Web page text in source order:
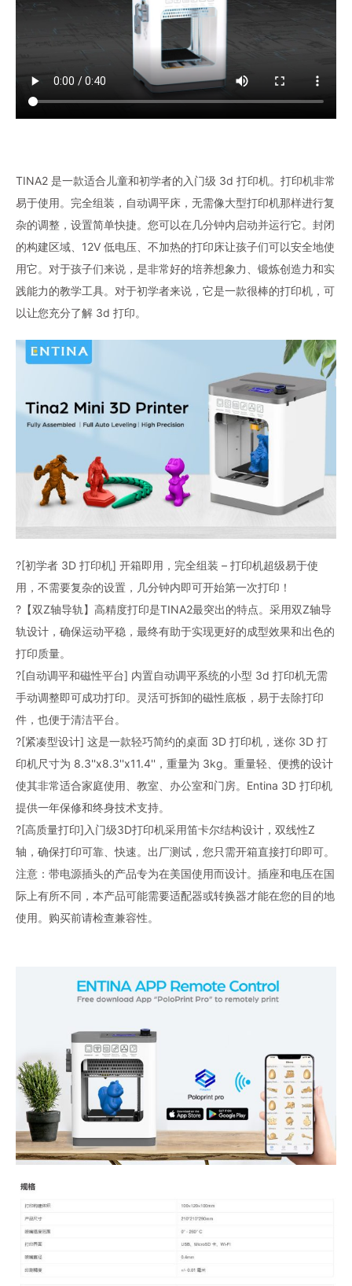
TINA2 是一款适合儿童和初学者的入门级 3d 打印机。打印机非常
易于使用。完全组装，自动调平床，无需像大型打印机那样进行复
杂的调整，设置简单快捷。您可以在几分钟内启动并运行它。封闭
的构建区域、12V 低电压、不加热的打印床让孩子们可以安全地使
用它。对于孩子们来说，是非常好的培养想象力、锻炼创造力和实
践能力的教学工具。对于初学者来说，它是一款很棒的打印机，可
以让您充分了解 3d 打印。
?[初学者 3D 打印机] 开箱即用，完全组装 – 打印机超级易于使
用，不需要复杂的设置，几分钟内即可开始第一次打印！
?【双Z轴导轨】高精度打印是TINA2最突出的特点。采用双Z轴导
轨设计，确保运动平稳，最终有助于实现更好的成型效果和出色的
打印质量。
?[自动调平和磁性平台] 内置自动调平系统的小型 3d 打印机无需
手动调整即可成功打印。灵活可拆卸的磁性底板，易于去除打印
件，也便于清洁平台。
?[紧凑型设计] 这是一款轻巧简约的桌面 3D 打印机，迷你 3D 打
印机尺寸为 8.3''x8.3''x11.4''，重量为 3kg。重量轻、便携的设计
使其非常适合家庭使用、教室、办公室和门房。Entina 3D 打印机
提供一年保修和终身技术支持。
?[高质量打印]入门级3D打印机采用笛卡尔结构设计，双线性Z
轴，确保打印可靠、快速。出厂测试，您只需开箱直接打印即可。
注意：带电源插头的产品专为在美国使用而设计。插座和电压在国
际上有所不同，本产品可能需要适配器或转换器才能在您的目的地
使用。购买前请检查兼容性。